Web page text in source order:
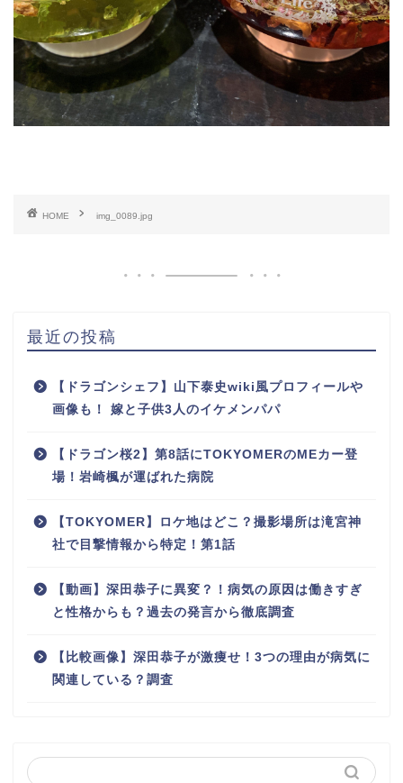
HOME img_0089.jpg
最近の投稿
【ドラゴンシェフ】山下泰史wiki風プロフィールや
画像も！ 嫁と子供3人のイケメンパパ
【ドラゴン桜2】第8話にTOKYOMERのMEカー登
場！岩崎楓が運ばれた病院
【TOKYOMER】ロケ地はどこ？撮影場所は滝宮神
社で目撃情報から特定！第1話
【動画】深田恭子に異変？！病気の原因は働きすぎ
と性格からも？過去の発言から徹底調査
【比較画像】深田恭子が激痩せ！3つの理由が病気に
関連している？調査